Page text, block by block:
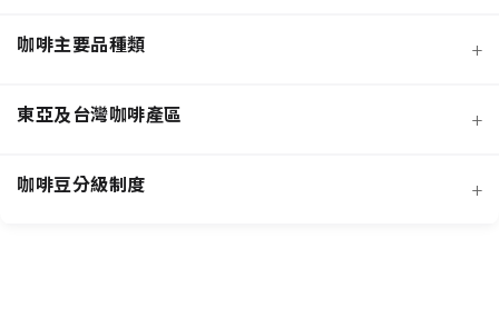
咖啡主要品種類 +
東亞及台灣咖啡產區 +
咖啡豆分級制度 +